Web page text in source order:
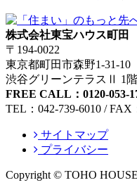
株式会社東宝ハウス町田
〒194-0022
東京都町田市森野1-31-10
渋谷グリーンテラスⅡ 1階
FREE CALL：0120-053-
TEL：042-739-6010 / FAX
サイトマップ
プライバシー
Copyright © TOHO